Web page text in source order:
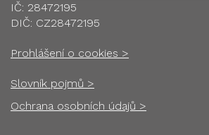
IČ: 28472195
DIČ: CZ28472195
Prohlášení o cookies >
Slovník pojmů >
Ochrana osobních údajů >